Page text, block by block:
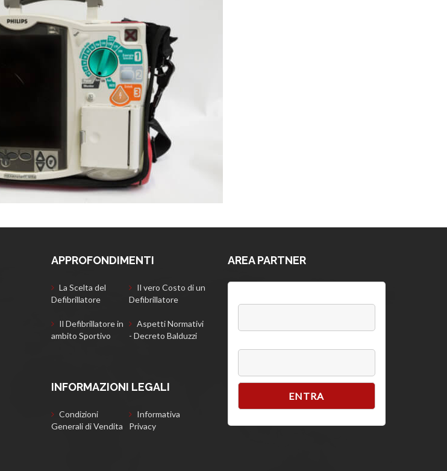
APPROFONDIMENTI
La Scelta del
Defibrillatore
Il vero Costo di un
Defibrillatore
Il Defibrillatore in
ambito Sportivo
Aspetti Normativi
- Decreto Balduzzi
INFORMAZIONI LEGALI
Condizioni
Generali di Vendita
Informativa
Privacy
AREA PARTNER